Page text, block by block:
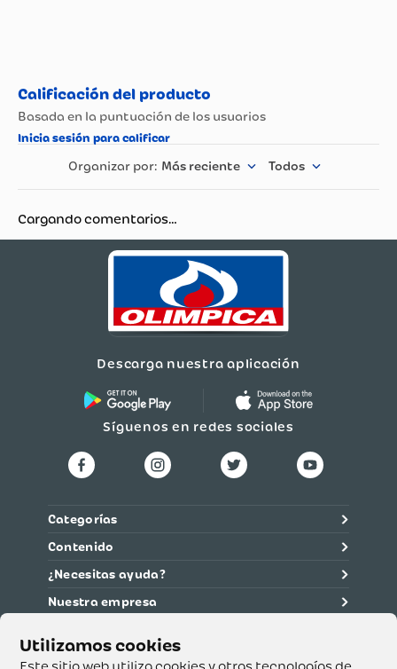
Más reciente Todos
Cargando comentarios…
Descarga nuestra aplicación
Síguenos en redes sociales
Categorías
Contenido
¿Necesitas ayuda?
Nuestra empresa